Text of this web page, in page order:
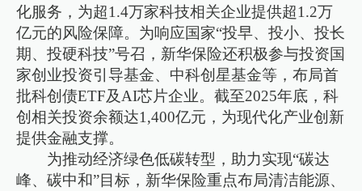
化服务，为超1.4万家科技相关企业提供超1.2万
亿元的风险保障。为响应国家“投早、投小、投长
期、投硬科技”号召，新华保险还积极参与投资国
家创业投资引导基金、中科创星基金等，布局首
批科创债ETF及AI芯片企业。截至2025年底，科
创相关投资余额达1,400亿元，为现代化产业创新
提供金融支撑。
为推动经济绿色低碳转型，助力实现“碳达
峰、碳中和”目标，新华保险重点布局清洁能源、